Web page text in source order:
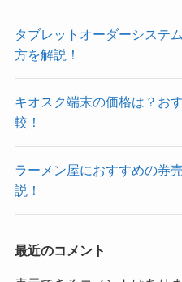
タブレットオーダーシステ
方を解説！
キオスク端末の価格は？お
較！
ラーメン屋におすすめの券
説！
最近のコメント